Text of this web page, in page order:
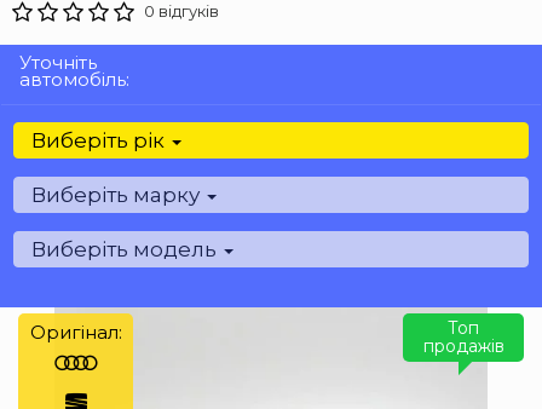
0 відгуків
Уточніть
автомобіль:
Виберіть рік
Виберіть марку
Виберіть модель
Топ
продажів
Оригінал: